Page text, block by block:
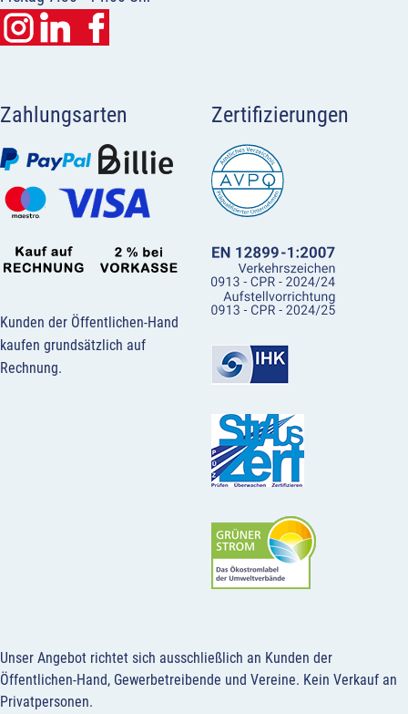
Zahlungsarten
Kunden der Öffentlichen-Hand
kaufen grundsätzlich auf
Rechnung.
Zertifizierungen
Unser Angebot richtet sich ausschließlich an Kunden der
Öffentlichen-Hand, Gewerbetreibende und Vereine. Kein Verkauf an
Privatpersonen.